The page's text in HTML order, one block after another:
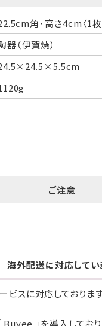
ら熨斗紙・包装紙をか
掛け包装）です。
角･高さ4cm〈1枚
器（伊賀焼）
ご注意
海外配送に対応してい
スに対応しておりま
」を導入しており